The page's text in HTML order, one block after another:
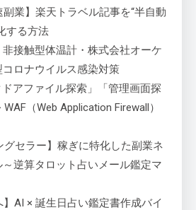
副業】楽天トラベル記事を“半自動
する方法
非接触型体温計・株式会社オーケ
ロナウイルス感染対策
アファイル探索」「管理画面探
（Web Application Firewall）
グセラー】稼ぎに特化した副業ネ
逆算タロット占いメール鑑定マ
】AI × 誕生日占い鑑定書作成バイ